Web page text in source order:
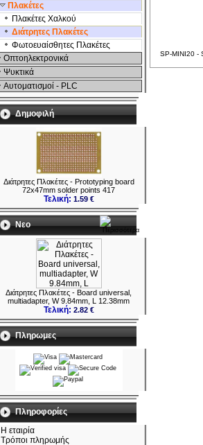
Πλακέτες
Πλακέτες Χαλκού
Διάτρητες Πλακέτες
Φωτοευαίσθητες Πλακέτες
Οπτοηλεκτρονικά
Ψυκτικά
Αυτοματισμοί - PLC
Δημοφιλή
Διάτρητες Πλακέτες - Prototyping board
72x47mm solder points 417
Τελική: 1.59 €
Νεο
Διάτρητες Πλακέτες - Board universal,
multiadapter, W 9.84mm, L 12.38mm
Τελική: 2.82 €
Πληρωμες
Πληροφορίες
Η εταιρία
Τρόποι πληρωμής
SP-MINI20 -